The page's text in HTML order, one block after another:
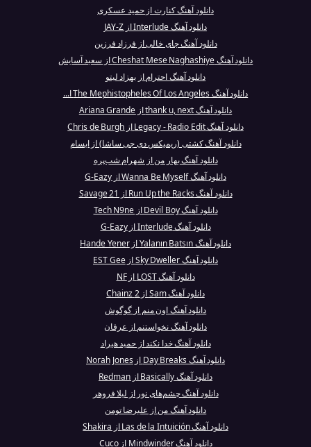
دانلود آهنگ کنارت از حمید عسکری
دانلود آهنگ Interlude از JAY-Z
دانلود آهنگ جای خالی از فرزاد فرزین
دانلود آهنگ Cheshat Mese Naghashiye از سعید آسایش
دانلود آهنگ احترام از بهزاد لیتو
دانلود آهنگ The Mephistopheles Of Los Angeles ا...
دانلود آهنگ thank u, next از Ariana Grande
دانلود آهنگ Legacy - Radio Edit از Chris de Burgh
دانلود آهنگ کشتی (ریمیکس دی جی ساشا) از ایسام
دانلود آهنگ بهار من از شهرام شب‌پره
دانلود آهنگ Wanna Be Myself از G-Eazy
دانلود آهنگ Run Up the Racks از 21 Savage
دانلود آهنگ Devil Boy از Tech N9ne
دانلود آهنگ Interlude از G-Eazy
دانلود آهنگ Yalanın Batsın از Hande Yener
دانلود آهنگ Sky Dweller از EST Gee
دانلود آهنگ LOST از NF
دانلود آهنگ Sam از 2 Chainz
دانلود آهنگ اون منم از گوگوش
دانلود آهنگ نخواستنم از عرفان
دانلود آهنگ خدا نکند از حمید هیراد
دانلود آهنگ Day Breaks از Norah Jones
دانلود آهنگ Basically از Redman
دانلود آهنگ چشم‌های نور از لیلا فروهر
دانلود آهنگ من از علیرضا تومن
دانلود آهنگ Las de la Intuición از Shakira
دانلود آهنگ Mindwinder از Cuco